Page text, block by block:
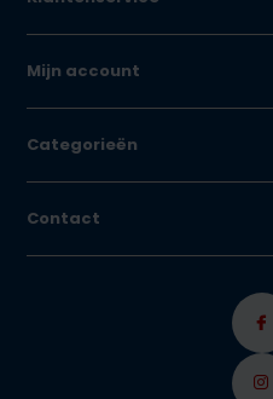
Mijn account
Categorieën
Contact